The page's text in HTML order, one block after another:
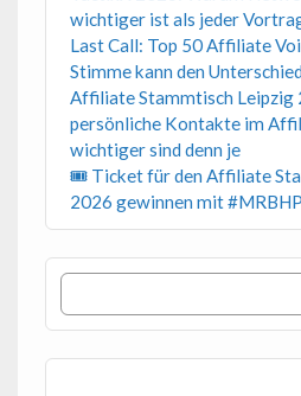
wichtiger ist als jeder
Last Call: Top 50 Affiliate
Stimme kann den
Affiliate Stammtisch Leipzig
persönliche Kontakte im
wichtiger sind denn je
🎟 Ticket für den Affiliate
2026 gewinnen mit
Suchen